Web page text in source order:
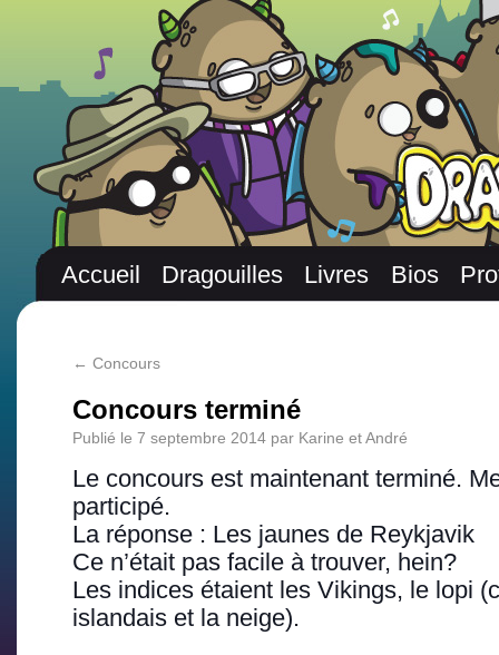
Accueil Dragouilles Livres Bios
← Concours
Concours terminé
Publié le 7 septembre 2014 par Karine et André
Le concours est maintenant terminé.
participé.
La réponse : Les jaunes de Reykjavik
Ce n’était pas facile à trouver, hein?
Les indices étaient les Vikings, le lopi
islandais et la neige).